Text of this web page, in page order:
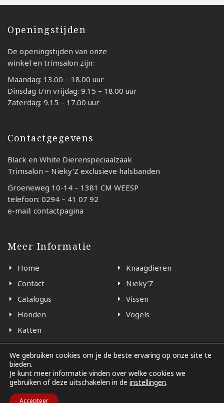
Openingstijden
De openingstijden van onze
winkel en trimsalon zijn:
Maandag: 13.00 – 18.00 uur
Dinsdag t/m vrijdag: 9.15 – 18.00 uur
Zaterdag: 9.15 – 17.00 uur
Contactgegevens
Black en White Dierenspeciaalzaak
Trimsalon – Nieky’Z exclusieve halsbanden
Groeneweg 10-14 – 1381 CM WEESP
telefoon: 0294 – 41 07 92
e-mail: contactpagina
Meer Informatie
Home
Contact
Catalogus
Honden
Katten
Knaagdieren
Nieky’Z
Vissen
Vogels
We gebruiken cookies om je de beste ervaring op onze site te
bieden.
Je kunt meer informatie vinden over welke cookies we
gebruiken of deze uitschakelen in de instellingen.
Accepteer